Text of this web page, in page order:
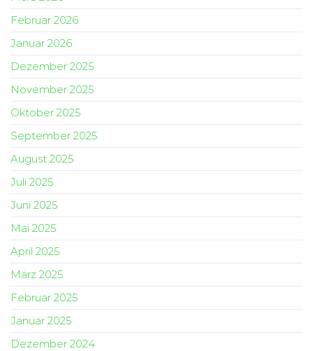
Februar 2026
Januar 2026
Dezember 2025
November 2025
Oktober 2025
September 2025
August 2025
Juli 2025
Juni 2025
Mai 2025
April 2025
März 2025
Februar 2025
Januar 2025
Dezember 2024